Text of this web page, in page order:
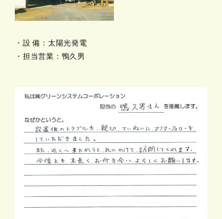
・設 備：太陽光発電
・担当営業：鴨久男